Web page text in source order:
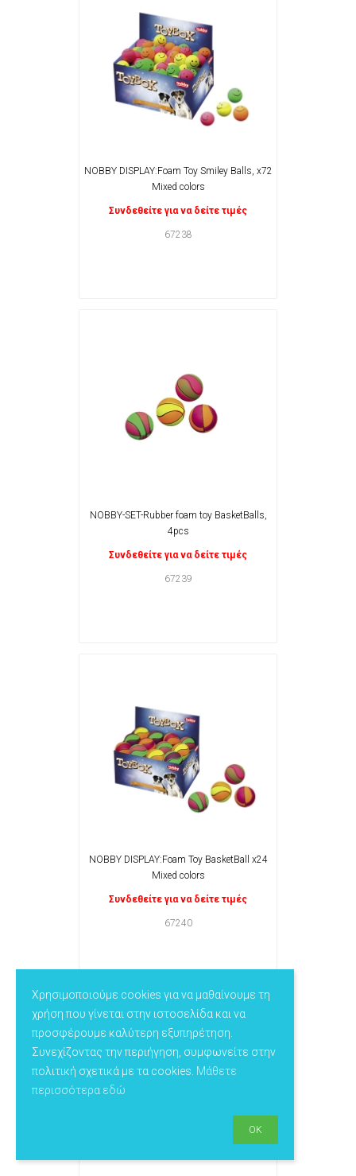
Χρησιμοποιούμε cookies για να μαθαίνουμε τη
χρήση που γίνεται στην ιστοσελίδα και να
προσφέρουμε καλύτερη εξυπηρέτηση.
Συνεχίζοντας την περιήγηση, συμφωνείτε στην
πολιτική σχετικά με τα cookies. Μάθετε
περισσότερα εδώ
OK
NOBBY DISPLAY:Foam Toy Smiley Balls, x72
Mixed colors
Συνδεθείτε για να δείτε τιμές
67238
NOBBY-SET-Rubber foam toy BasketBalls,
4pcs
Συνδεθείτε για να δείτε τιμές
67239
NOBBY DISPLAY:Foam Toy BasketBall x24
Mixed colors
Συνδεθείτε για να δείτε τιμές
67240